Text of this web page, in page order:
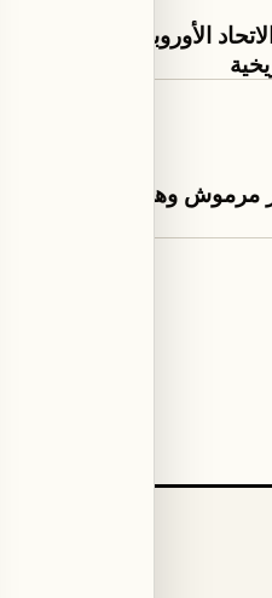
الأوروبي بسحب
مرموش وهاري كين في